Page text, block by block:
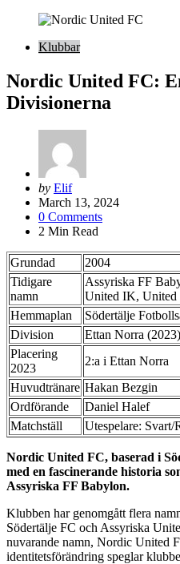
Klubbar
Nordic United FC:
Divisionerna
Posted
by
by Elif
March 13, 2024
0 Comments
2 Min Read
Grundad
2004
Tidigare
namn
Assyriska FF
United IK,
Hemmaplan
Södertälje
Division
Ettan Norra (2023)
Placering
2023
2:a i Ettan Norra
Huvudtränare Hakan Bezgin
Ordförande
Daniel Halef
Matchställ
Utespelare:
Nordic United FC, baserad i
med en fascinerande historia
Assyriska FF Babylon.
Klubben har genomgått flera
Södertälje FC och Assyriska
nuvarande namn, Nordic United
identitetsförändring speglar